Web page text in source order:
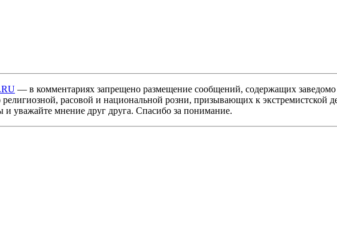
— в комментариях запрещено размещение сообщений, содержащих
расовой и национальной розни, призывающих к экстремистской
и уважайте мнение друг друга. Спасибо за понимание.